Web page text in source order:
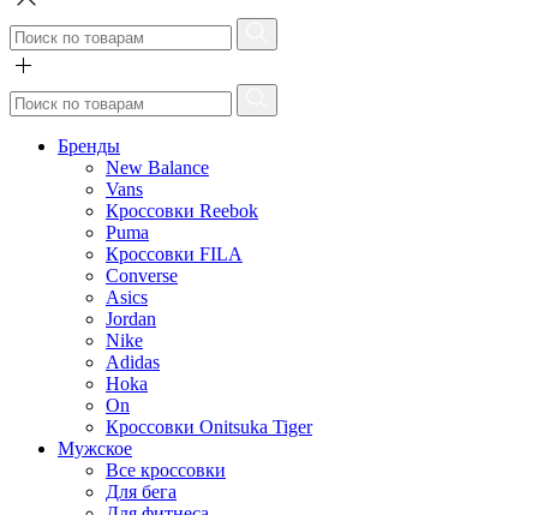
Бренды
New Balance
Vans
Кроссовки Reebok
Puma
Кроссовки FILA
Converse
Asics
Jordan
Nike
Adidas
Hoka
On
Кроссовки Onitsuka Tiger
Мужское
Все кроссовки
Для бега